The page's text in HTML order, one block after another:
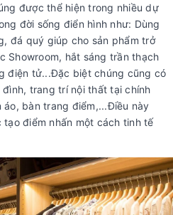
được thể hiện trong nhiều dự
đời sống điển hình như: Dùng
đá quý giúp cho sản phẩm trở
Showroom, hắt sáng trần thạch
điện tử...Đặc biệt chúng cũng có
trang trí nội thất tại chính
bàn trang điểm,...Điều này
điểm nhấn một cách tinh tế